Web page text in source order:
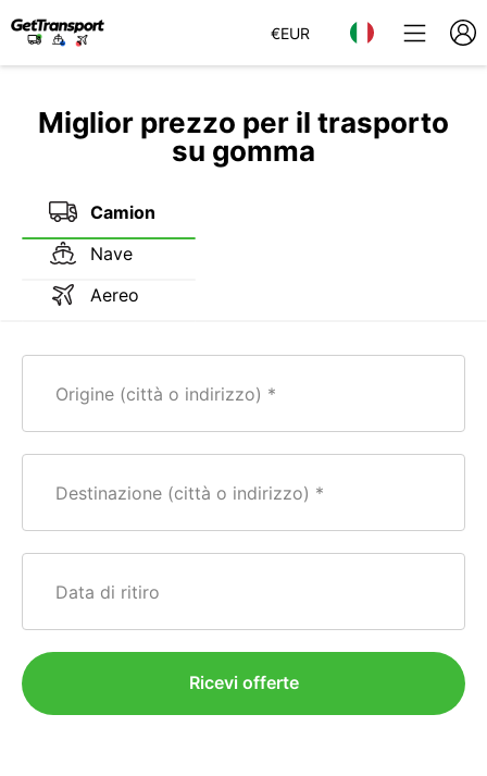
€EUR
Miglior prezzo per il trasporto
su gomma
Camion
Nave
Aereo
Origine (città o indirizzo)
Destinazione (città o indirizzo)
Data di ritiro
Ricevi offerte